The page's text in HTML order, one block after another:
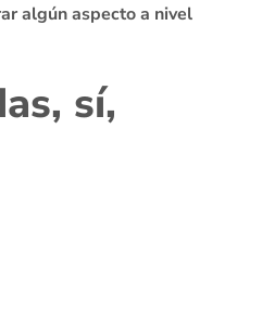
algún aspecto a nivel
sí,